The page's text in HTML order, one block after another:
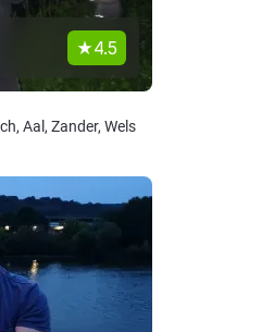
4.5
Aal, Zander, Wels